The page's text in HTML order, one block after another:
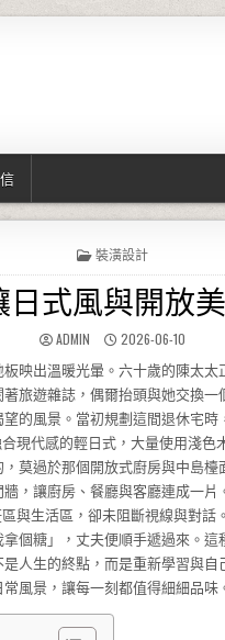
POSTED IN
裝潢設計
式風與開放
AUTHOR:
ADMIN PUBLISHED DATE:
2026-06-10
映出溫暖光暈。六十歲的陳太
著旅遊雜誌，偶爾抬頭與她交換
的風景。當初規劃這間退休宅
現代感的輕日式，大量使用淺色
莫過於那個開放式廚房與中島
，讓廚房、餐廳與客廳連成一
與生活區，卻未阻斷視線與對話
個糖」，丈夫便順手遞過來。
人生的終點，而是重新學習與
風景，讓每一刻都值得細細品味